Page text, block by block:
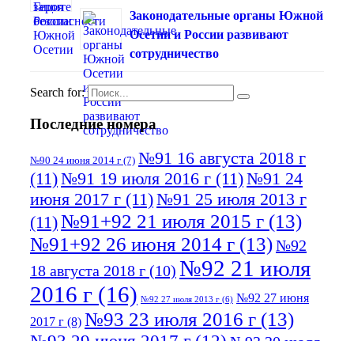
Законодательные органы Южной
Осетии и России развивают
сотрудничество
Search for:
Последние номера
№90 24 июня 2014 г (7) №91 16 августа 2018 г
(11)№91 19 июля 2016 г (11)№91 24
июня 2017 г (11)№91 25 июля 2013 г
(11)№91+92 21 июля 2015 г (13)
№91+92 26 июня 2014 г (13)№92
18 августа 2018 г (10) №92 21 июля
2016 г (16) №92 27 июля 2013 г (6) №92 27 июня
2017 г (8) №93 23 июля 2016 г (13)